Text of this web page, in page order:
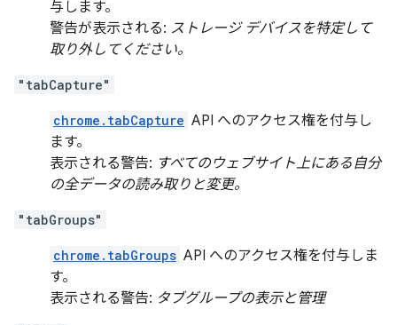
与します。
警告が表示される: ストレージ デバイスを特定して
取り外してください。
"tabCapture"
chrome.tabCapture API へのアクセス権を付与し
ます。
表示される警告: すべてのウェブサイト上にある自分
の全データの読み取りと変更。
"tabGroups"
chrome.tabGroups API へのアクセス権を付与しま
す。
表示される警告: タブグループの表示と管理